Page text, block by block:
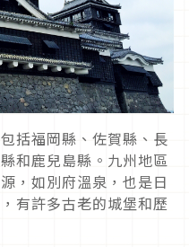
括福岡縣、佐賀縣、長
和鹿兒島縣。九州地區
，如別府溫泉，也是日
有許多古老的城堡和歷